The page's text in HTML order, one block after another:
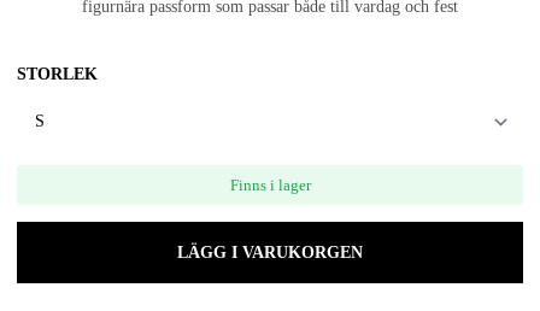
figurnära passform som passar både till vardag och fest
STORLEK
Finns i lager
LÄGG I VARUKORGEN